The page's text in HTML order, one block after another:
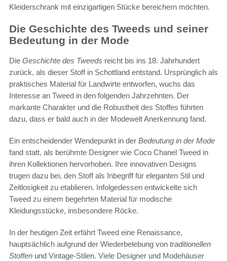
Kleiderschrank mit einzigartigen Stücke bereichern möchten.
Die Geschichte des Tweeds und seiner
Bedeutung in der Mode
Die Geschichte des Tweeds reicht bis ins 18. Jahrhundert
zurück, als dieser Stoff in Schottland entstand. Ursprünglich als
praktisches Material für Landwirte entworfen, wuchs das
Interesse an Tweed in den folgenden Jahrzehnten. Der
markante Charakter und die Robustheit des Stoffes führten
dazu, dass er bald auch in der Modewelt Anerkennung fand.
Ein entscheidender Wendepunkt in der Bedeutung in der Mode
fand statt, als berühmte Designer wie Coco Chanel Tweed in
ihren Kollektionen hervorhoben. Ihre innovativen Designs
trugen dazu bei, den Stoff als Inbegriff für eleganten Stil und
Zeitlosigkeit zu etablieren. Infolgedessen entwickelte sich
Tweed zu einem begehrten Material für modische
Kleidungsstücke, insbesondere Röcke.
In der heutigen Zeit erfährt Tweed eine Renaissance,
hauptsächlich aufgrund der Wiederbelebung von traditionellen
Stoffen und Vintage-Stilen. Viele Designer und Modehäuser